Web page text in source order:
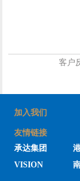
客户
加入我们
友情链接
承达集团
VISION